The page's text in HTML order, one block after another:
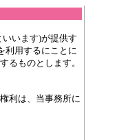
います)が提供す
利用するにことに
るものとします。
利は、当事務所に